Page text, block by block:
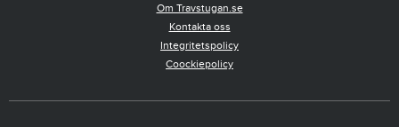
Om Travstugan.se
Kontakta oss
Integritetspolicy
Coockiepolicy